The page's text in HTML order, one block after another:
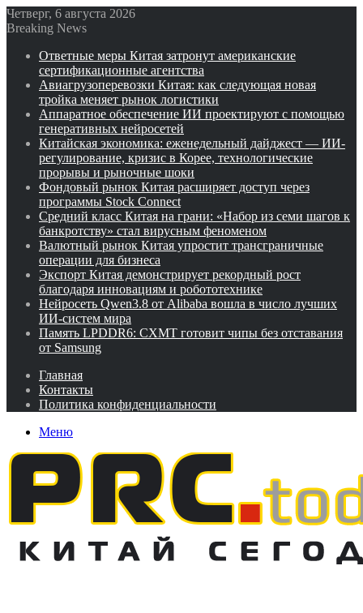
Четверг, 6 августа 2026
Breaking News
Ответные меры Китая затронут американские
сертификационные агентства
Авиагрузоперевозки Китая: как следующая новая
тройка меняет рынок логистики
Аппаратное обеспечение ИИ проектируют с помощью
генеративных нейросетей
Китайская экономика: еженедельный дайджест — ИИ-
регулирование, кризис в Корее, технологические
прорывы и рыночные шоки
Фондовый рынок Китая расширяет доступ через
программы Stock Connect
Средний класс Китая на грани: «Набор из семи шагов к
банкротству» стал вирусным феноменом
Валютный рынок Китая упростит трансграничные
операции для бизнеса
Экспорт Китая демонстрирует рекордный рост
благодаря инновациям и робототехнике
Нейросеть Qwen3.8 от Alibaba вошла в число лучших
ИИ-систем мира
Память LPDDR6: CXMT готовит чипы без отставания
от Samsung
Главная
Контакты
Политика конфиденциальности
Меню